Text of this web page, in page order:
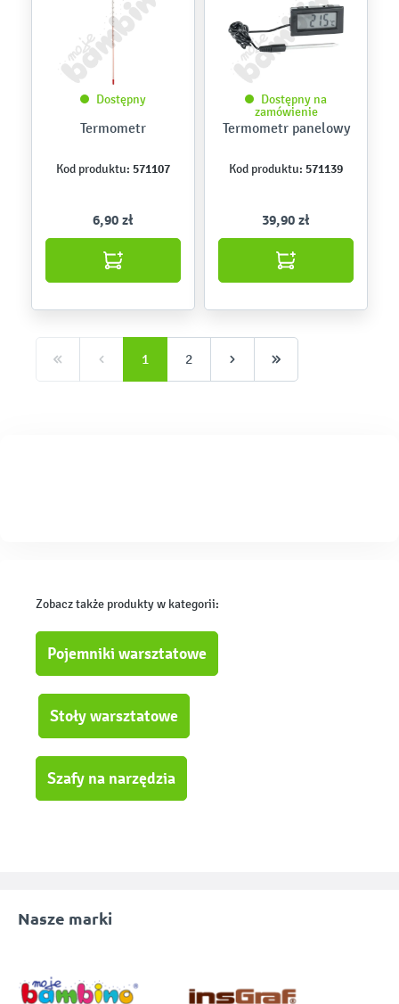
Dostępny
Termometr
Kod produktu: 571107
6,90 zł
Dostępny na
zamówienie
Termometr panelowy
Kod produktu: 571139
39,90 zł
1 2
Zobacz także produkty w kategorii:
Pojemniki warsztatowe
Stoły warsztatowe
Szafy na narzędzia
Nasze marki